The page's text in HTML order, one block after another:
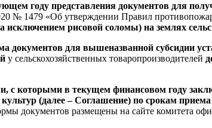
году представления документов для
№ 1479 «Об утверждении Правил
рисовой соломы) на землях
документов для вышеназванной субсидии
у сельскохозяйственных товаропроизводителей
с которыми в текущем финансовом году
(далее – Соглашение) по срокам
документов размещены на сайте комитета